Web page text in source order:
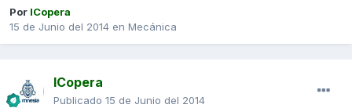
Por ICopera
15 de Junio del 2014 en Mecánica
ICopera
Publicado 15 de Junio del 2014